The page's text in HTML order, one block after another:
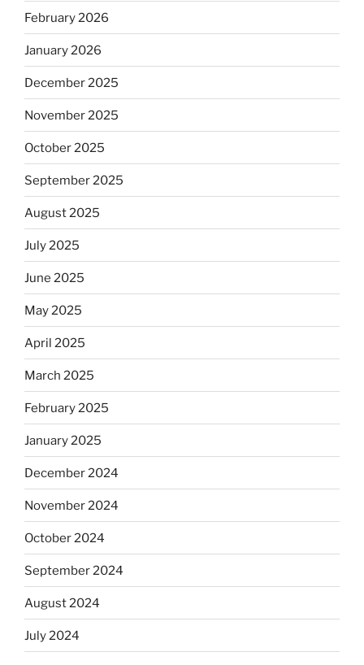
February 2026
January 2026
December 2025
November 2025
October 2025
September 2025
August 2025
July 2025
June 2025
May 2025
April 2025
March 2025
February 2025
January 2025
December 2024
November 2024
October 2024
September 2024
August 2024
July 2024